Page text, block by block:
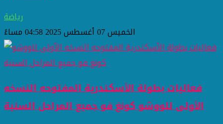
رياضة
الخميس 07 أغسطس 2025 04:58 مساءً
فعاليات بطولة الأسكندرية المفتوحه النسخه
الأولى للووشو كونغ فو جميع المراحل السنية